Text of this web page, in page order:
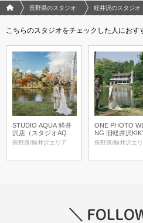
フォトウエディング/結婚写真のPhotorait ホーム
長野県のスタジオ 軽井沢のスタジオ
こちらのスタジオをチェックした人におす
STUDIO AQUA 軽井
沢店（スタジオAQU
A）
長野県/軽井沢エリア
ONE PHOTO
NG 旧軽井沢
長野県/軽井沢エ